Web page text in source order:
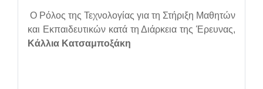
Ο Ρόλος της Τεχνολογίας για τη Στήριξη Μαθητών
και Εκπαιδευτικών κατά τη Διάρκεια της Έρευνας,
Κάλλια Κατσαμποξάκη